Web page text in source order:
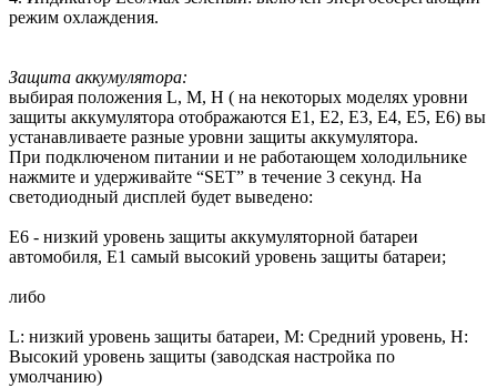
режим охлаждения.
Защита аккумулятора:
выбирая положения L, M, H ( на некоторых моделях уровни
защиты аккумулятора отображаются E1, E2, E3, E4, E5, E6) вы
устанавливаете разные уровни защиты аккумулятора.
При подключеном питании и не работающем холодильнике
нажмите и удерживайте “SET” в течение 3 секунд. На
светодиодный дисплей будет выведено:
E6 - низкий уровень защиты аккумуляторной батареи
автомобиля, E1 самый высокий уровень защиты батареи;
либо
L: низкий уровень защиты батареи, M: Средний уровень, H:
Высокий уровень защиты (заводская настройка по
умолчанию)